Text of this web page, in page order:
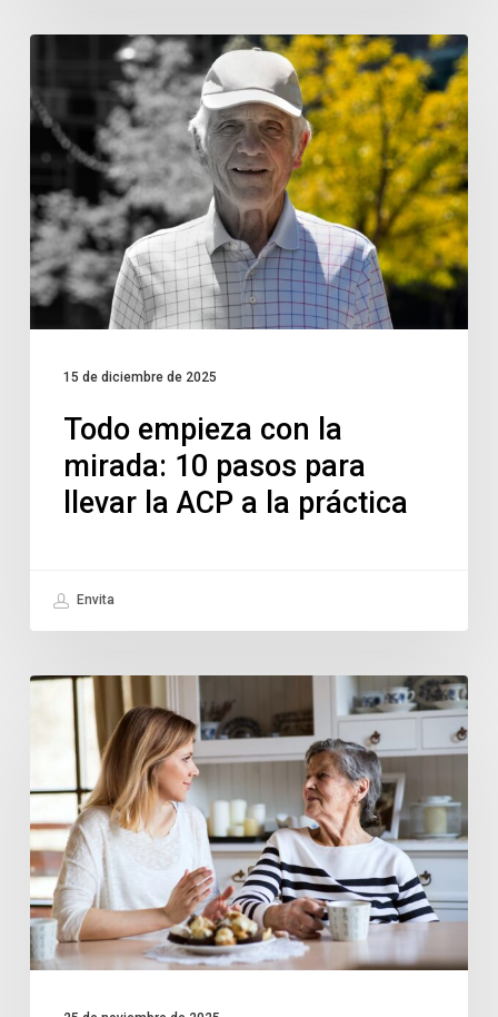
15 de diciembre de 2025
Todo empieza con la
mirada: 10 pasos para
llevar la ACP a la práctica
Envita